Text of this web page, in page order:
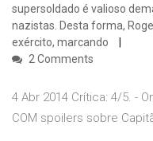
supersoldado é valioso
nazistas. Desta forma,
exército, marcando
2 Comments
4 Abr 2014 Crítica: 4/5. -
COM spoilers sobre